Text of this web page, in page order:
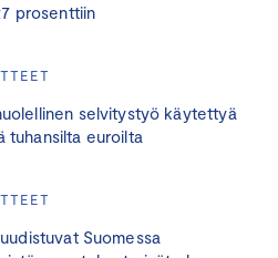
prosenttiin
selvitystyö käytettyä
tuhansilta euroilta
Suomessa